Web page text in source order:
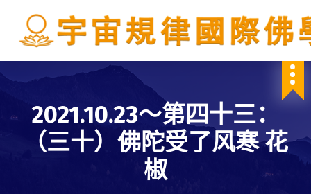
2021.10.23～第四十三：
（三十）佛陀受了风寒 花
椒